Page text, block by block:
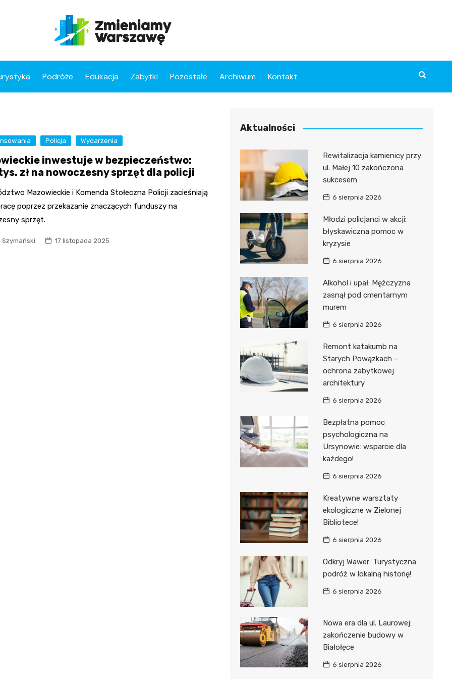
Podróże Edukacja Zabytki Pozostałe Archiwum Kontakt
Policja Wydarzenia
inwestuje w bezpieczeństwo:
zł na nowoczesny sprzęt dla policji
Mazowieckie i Komenda Stołeczna Policji zacieśniają
poprzez przekazanie znaczących funduszy na
sprzęt.
Szymański 17 listopada 2025
Aktualności
Rewitalizacja kamienicy przy
ul. Małej 10 zakończona
sukcesem
6 sierpnia 2026
Młodzi policjanci w akcji:
błyskawiczna pomoc w
kryzysie
6 sierpnia 2026
Alkohol i upał: Mężczyzna
zasnął pod cmentarnym
murem
6 sierpnia 2026
Remont katakumb na
Starych Powązkach –
ochrona zabytkowej
architektury
6 sierpnia 2026
Bezpłatna pomoc
psychologiczna na
Ursynowie: wsparcie dla
każdego!
6 sierpnia 2026
Kreatywne warsztaty
ekologiczne w Zielonej
Bibliotece!
6 sierpnia 2026
Odkryj Wawer: Turystyczna
podróż w lokalną historię!
6 sierpnia 2026
Nowa era dla ul. Laurowej:
zakończenie budowy w
Białołęce
6 sierpnia 2026